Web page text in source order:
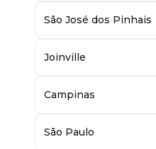
São José dos Pinhais
Joinville
Campinas
São Paulo